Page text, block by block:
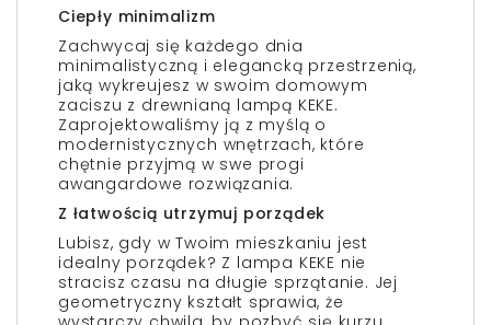
Ciepły minimalizm
Zachwycaj się każdego dnia
minimalistyczną i elegancką przestrzenią,
jaką wykreujesz w swoim domowym
zaciszu z drewnianą lampą KEKE.
Zaprojektowaliśmy ją z myślą o
modernistycznych wnętrzach, które
chętnie przyjmą w swe progi
awangardowe rozwiązania.
Z łatwością utrzymuj porządek
Lubisz, gdy w Twoim mieszkaniu jest
idealny porządek? Z lampa KEKE nie
stracisz czasu na długie sprzątanie. Jej
geometryczny kształt sprawia, że